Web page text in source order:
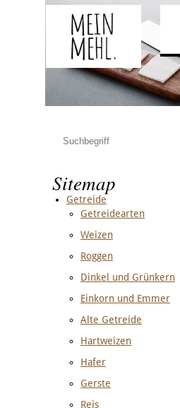
Sitemap
Getreide
Getreidearten
Weizen
Roggen
Dinkel und Grünkern
Einkorn und Emmer
Alte Getreide
Hartweizen
Hafer
Gerste
Reis